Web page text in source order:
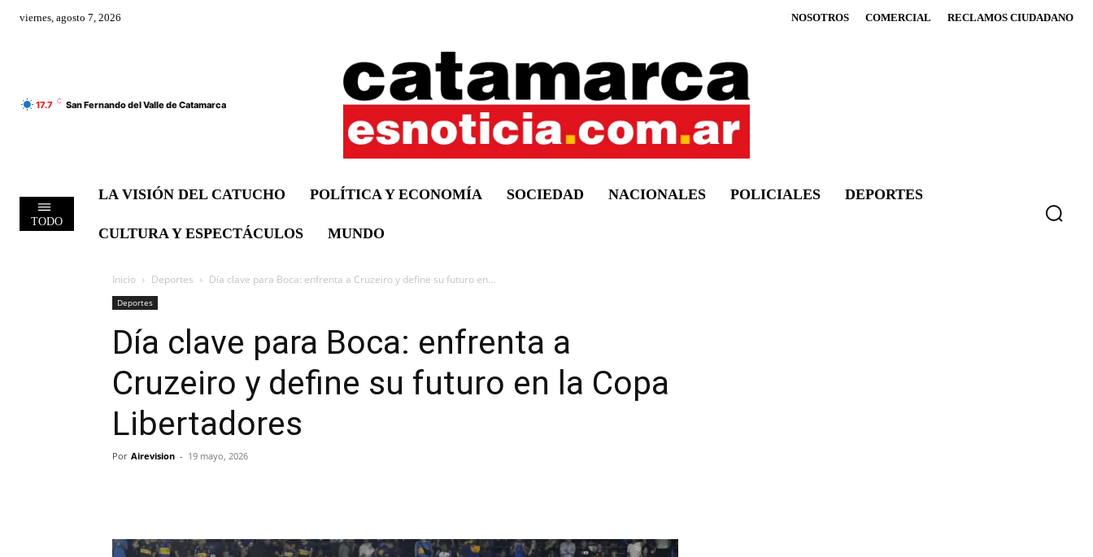
viernes, agosto 7, 2026 NOSOTROS COMERCIAL RECLAMOS CIUDADANO
17.7 C San Fernando del Valle de Catamarca
TODO
LA VISIÓN DEL CATUCHO POLÍTICA Y ECONOMÍA SOCIEDAD NACIONALES POLICIALES DEPORTES
CULTURA Y ESPECTÁCULOS MUNDO
Inicio Deportes Día clave para Boca: enfrenta a Cruzeiro y define su futuro en...
Deportes
Día clave para Boca: enfrenta a
Cruzeiro y define su futuro en la Copa
Libertadores
Por Airevision - 19 mayo, 2026